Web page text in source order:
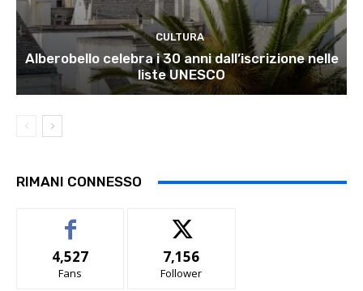
CULTURA
Alberobello celebra i 30 anni dall’iscrizione nelle
liste UNESCO
RIMANI CONNESSO
4,527
Fans
7,156
Follower